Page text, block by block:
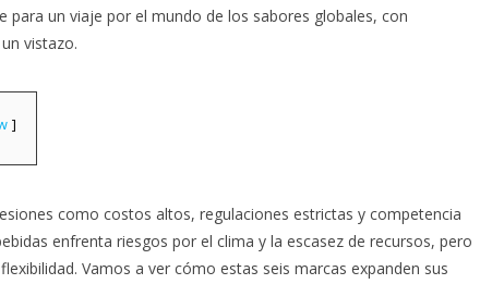
un viaje por el mundo de los sabores globales, con
vistazo.
como costos altos, regulaciones estrictas y competencia
enfrenta riesgos por el clima y la escasez de recursos, pero
Vamos a ver cómo estas seis marcas expanden sus